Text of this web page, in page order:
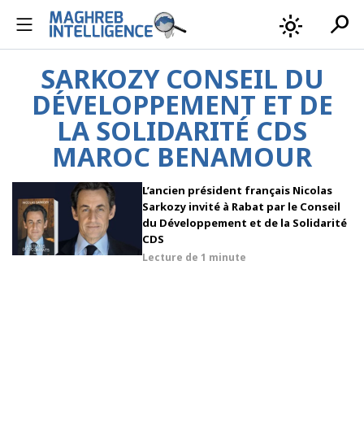
light_mode search
SARKOZY CONSEIL DU
DÉVELOPPEMENT ET DE
LA SOLIDARITÉ CDS
MAROC BENAMOUR
L’ancien président français Nicolas
Sarkozy invité à Rabat par le Conseil
du Développement et de la Solidarité
CDS
Lecture de 1 minute